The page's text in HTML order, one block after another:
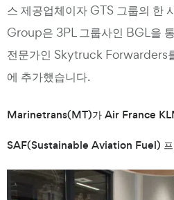
스 제공업체이자 GTS 그룹의 한
Group은 3PL 그룹사인 BGL을
전문가인 Skytruck Forwarders
에 추가했습니다.
Marinetrans(MT)가 Air France
SAF(Sustainable Aviation Fuel) 프